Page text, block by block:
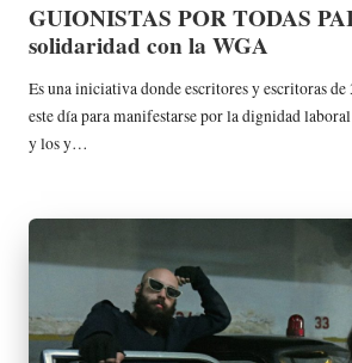
GUIONISTAS POR TODAS
solidaridad con la WGA
Es una iniciativa donde escritores y escritoras de
este día para manifestarse por la dignidad
y los y…